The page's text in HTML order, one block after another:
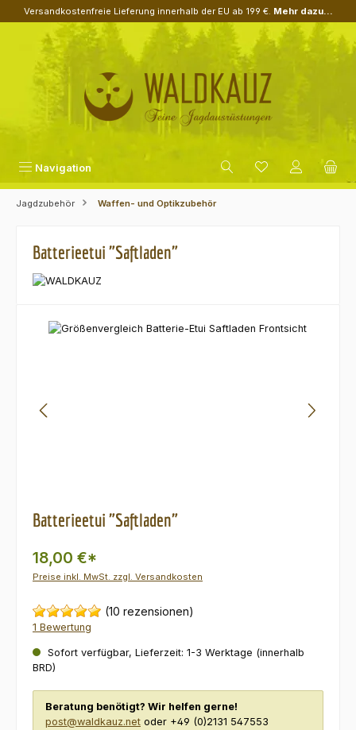
Zum Hauptinhalt springen
Versandkostenfreie Lieferung innerhalb der EU ab 199 €. Mehr dazu...
Navigation
Jagdzubehör Waffen- und Optikzubehör
Batterieetui "Saftladen"
Bildergalerie überspringen
Batterieetui "Saftladen"
18,00 €*
Preise inkl. MwSt. zzgl. Versandkosten
(10 rezensionen)
1 Bewertung
Sofort verfügbar, Lieferzeit: 1-3 Werktage (innerhalb
BRD)
Beratung benötigt? Wir helfen gerne!
post@waldkauz.net oder +49 (0)2131 547553